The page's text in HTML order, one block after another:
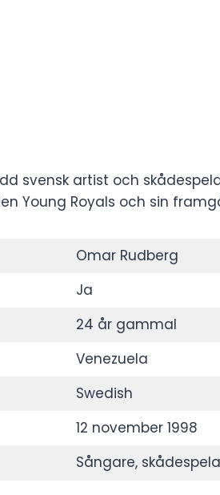
svensk artist och
Young Royals och sin
Omar Rudberg
Ja
24 år gammal
Venezuela
Swedish
12 november 1998
Sångare,